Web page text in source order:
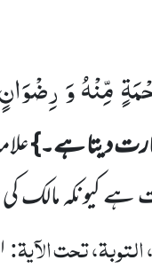
مِّنْهُ وَ
دیتاہے۔}
ہے کیونکہ
تحت الآیۃ: